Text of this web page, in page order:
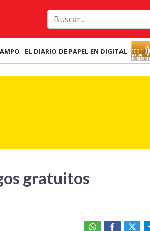
EL DIARIO DE PAPEL EN DIGITAL
gratuitos